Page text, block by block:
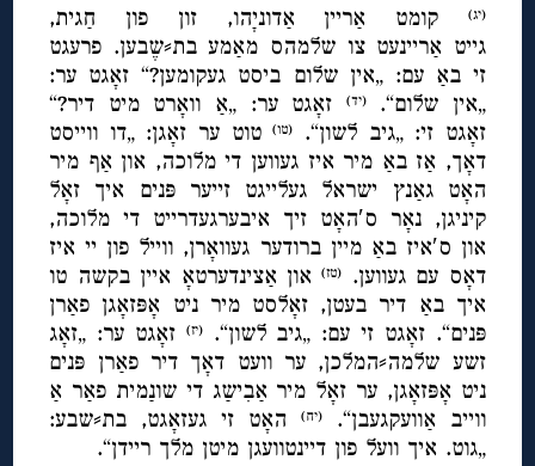
(יג)
קומט אַריין אַדוניָהו, זון פון חַגית,
גייט אַריינעט צו שלמהס מאַמע בת⸗שֶבען. פרעגט
זי באַ עם: „אין שלום ביסט געקומען?“ זאָגט ער:
„אין שלום“.(יד)
זאָגט ער: „אַ וואָרט מיט דיר?“
זאָגט זי: „גיב לשון“.
(טו)טוט ער זאָגן: „דו ווייסט
דאָך, אַז באַ מיר איז געווען די מלוכה, און אַף מיר
האָט גאַנץ ישראל געלייגט זייער פּנים איך זאָל
קיניגן, נאָר ס′האָט זיך איבערגעדרייט די מלוכה,
און ס′איז באַ מיין ברודער געוואָרן, ווייל פון יי איז
דאָס עם געווען.
(טז)און אַצינדערטאָ איין בקשה טו
איך באַ דיר בעטן, זאָלסט מיר ניט אָפּזאָגן פאַרן
פּנים“. זאָגט זי עם: „גיב לשון“.(יז) זאָגט ער: „זאָג
זשע שלמה⸗המלכן, ער וועט דאָך דיר פאַרן פּנים
ניט אָפּזאָגן, ער זאָל מיר אַבִישַג די שונַמית פאַר אַ
ווייב אַוועקגעבן“.(יח)
האָט זי געזאָגט, בת⸗שבע:
„גוט. איך וועל פון דיינטוועגן מיטן מלך ריידן“.